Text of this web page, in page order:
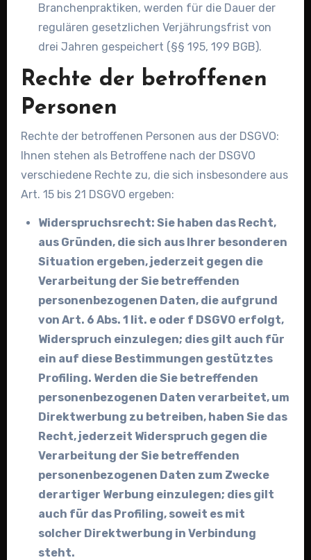
Branchenpraktiken, werden für die Dauer der
regulären gesetzlichen Verjährungsfrist von
drei Jahren gespeichert (§§ 195, 199 BGB).
Rechte der betroffenen
Personen
Rechte der betroffenen Personen aus der DSGVO:
Ihnen stehen als Betroffene nach der DSGVO
verschiedene Rechte zu, die sich insbesondere aus
Art. 15 bis 21 DSGVO ergeben:
Widerspruchsrecht: Sie haben das Recht,
aus Gründen, die sich aus Ihrer besonderen
Situation ergeben, jederzeit gegen die
Verarbeitung der Sie betreffenden
personenbezogenen Daten, die aufgrund
von Art. 6 Abs. 1 lit. e oder f DSGVO erfolgt,
Widerspruch einzulegen; dies gilt auch für
ein auf diese Bestimmungen gestütztes
Profiling. Werden die Sie betreffenden
personenbezogenen Daten verarbeitet, um
Direktwerbung zu betreiben, haben Sie das
Recht, jederzeit Widerspruch gegen die
Verarbeitung der Sie betreffenden
personenbezogenen Daten zum Zwecke
derartiger Werbung einzulegen; dies gilt
auch für das Profiling, soweit es mit
solcher Direktwerbung in Verbindung
steht.